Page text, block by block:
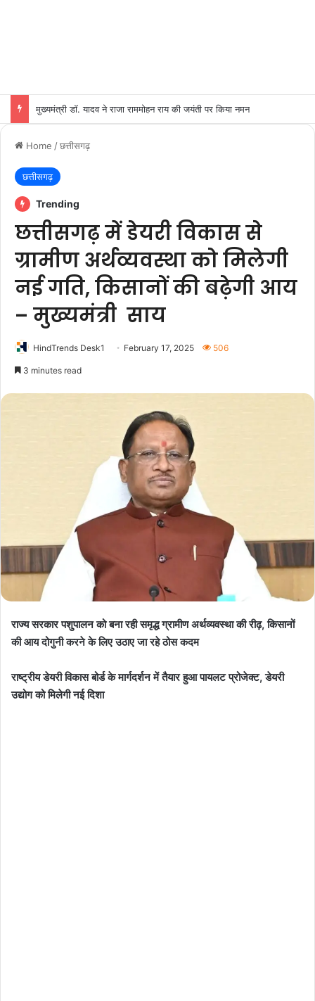
मुख्यमंत्री डॉ. यादव ने राजा राममोहन राय की जयंती पर किया नमन
Home /छत्तीसगढ़
छत्तीसगढ़
Trending
छत्तीसगढ़ में डेयरी विकास से
ग्रामीण अर्थव्यवस्था को मिलेगी
नई गति, किसानों की बढ़ेगी आय
– मुख्यमंत्री साय
HindTrends Desk1 February 17, 2025 506
3 minutes read
राज्य सरकार पशुपालन को बना रही समृद्ध ग्रामीण अर्थव्यवस्था की रीढ़, किसानों
की आय दोगुनी करने के लिए उठाए जा रहे ठोस कदम
राष्ट्रीय डेयरी विकास बोर्ड के मार्गदर्शन में तैयार हुआ पायलट प्रोजेक्ट, डेयरी
उद्योग को मिलेगी नई दिशा